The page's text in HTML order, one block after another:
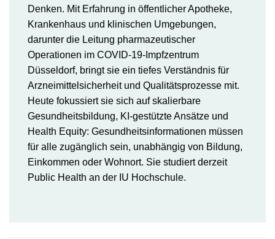
Denken. Mit Erfahrung in öffentlicher Apotheke,
Krankenhaus und klinischen Umgebungen,
darunter die Leitung pharmazeutischer
Operationen im COVID-19-Impfzentrum
Düsseldorf, bringt sie ein tiefes Verständnis für
Arzneimittelsicherheit und Qualitätsprozesse mit.
Heute fokussiert sie sich auf skalierbare
Gesundheitsbildung, KI-gestützte Ansätze und
Health Equity: Gesundheitsinformationen müssen
für alle zugänglich sein, unabhängig von Bildung,
Einkommen oder Wohnort. Sie studiert derzeit
Public Health an der IU Hochschule.